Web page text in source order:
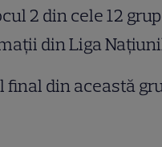
2 din cele 12
din Liga
din această